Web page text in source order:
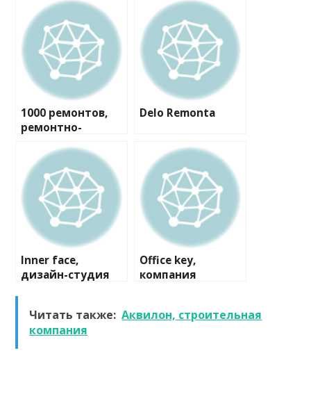
1000 ремонтов,
ремонтно-
компания
Delo Remonta
Inner face,
дизайн-студия
Office key,
компания
Читать также: Аквилон, строительная
компания